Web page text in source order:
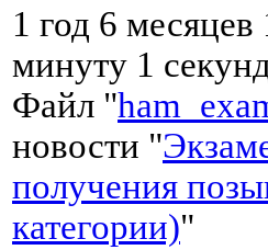
1 год 6
минуту 1
Файл "
новости "
получения
категории)"